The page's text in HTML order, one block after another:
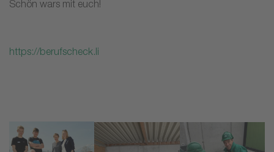
Schön wars mit euch!
https://berufscheck.li